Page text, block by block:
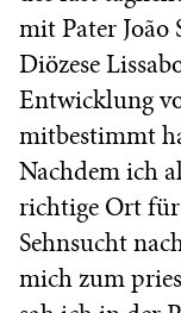
mit Pater João
Diözese
Entwicklung
mitbestimmt
Nachdem ich
richtige Ort
Sehnsucht
mich zum